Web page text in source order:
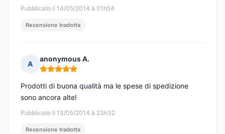
Pubblicato il 14/05/2014 à 01h54
Recensione tradotta
A
anonymous A.
Nota: 5 su 5
Pubblicato il 13/05/2014 à 23h32
Prodotti di buona qualità ma le spese di spedizione
sono ancora alte!
Recensione tradotta